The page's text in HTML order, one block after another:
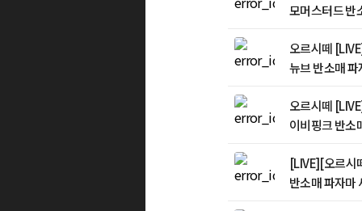
모머스터드 반
오르시떼
뉴브 반소매
오르시떼
이비핑크 반소
[LIVE][오르시
반소매 파자마